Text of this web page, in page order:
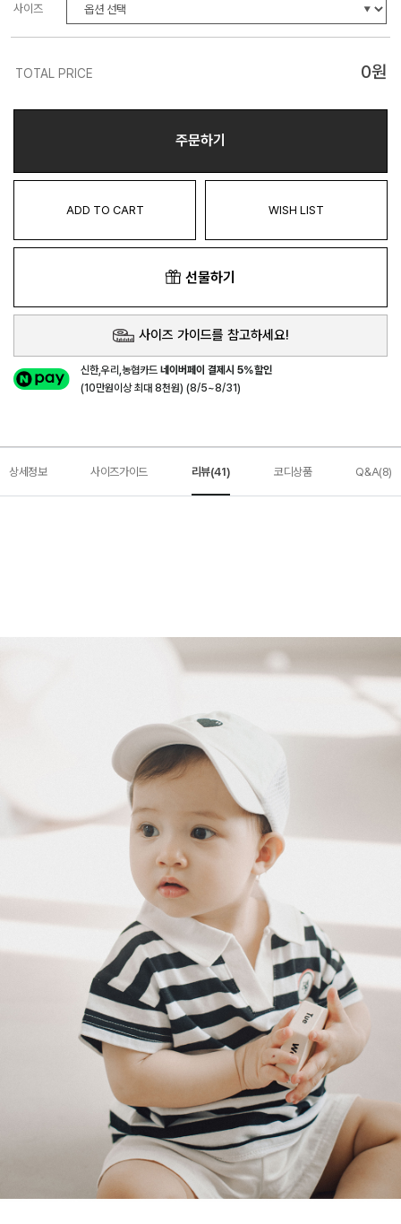
사이즈
TOTAL PRICE 0원
주문하기
ADD TO CART WISH LIST
선물하기
사이즈 가이드를 참고하세요!
신한,우리,농협카드네이버페이 결제시 5%할인
(10만원이상 최대 8천원) (8/5~8/31)
상세정보 사이즈가이드 리뷰(41) 코디상품 Q&A(8)